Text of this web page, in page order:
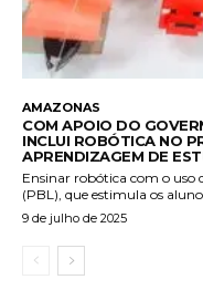
AMAZONAS
COM APOIO DO
INCLUI ROBÓTICA NO
APRENDIZAGEM DE
Ensinar robótica com o uso
(PBL), que estimula os
9 de julho de 2025